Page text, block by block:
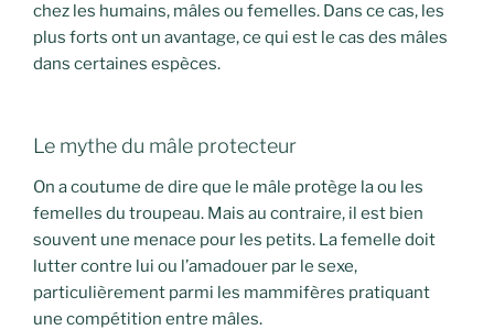
chez les humains, mâles ou femelles. Dans ce cas, les
plus forts ont un avantage, ce qui est le cas des mâles
dans certaines espèces.
Le mythe du mâle protecteur
On a coutume de dire que le mâle protège la ou les
femelles du troupeau. Mais au contraire, il est bien
souvent une menace pour les petits. La femelle doit
lutter contre lui ou l’amadouer par le sexe,
particulièrement parmi les mammifères pratiquant
une compétition entre mâles.